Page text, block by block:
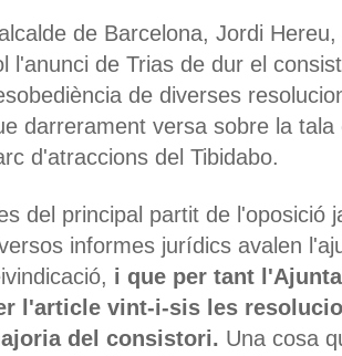
de Barcelona, Jordi
l'anunci de Trias de dur el
de diverses
darrerament versa sobre la
d'atraccions del Tibidabo.
del principal partit de l'oposició
informes jurídics avalen
i que per tant
l'article vint-i-sis les
del consistori. Una cosa